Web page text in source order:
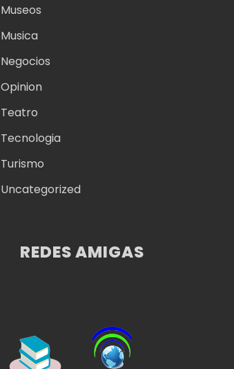
Museos
Musica
Negocios
Opinion
Teatro
Tecnologia
Turismo
Uncategorized
REDES AMIGAS